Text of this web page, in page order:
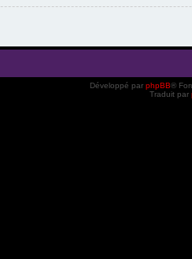
Développé par phpBB®
Traduit par